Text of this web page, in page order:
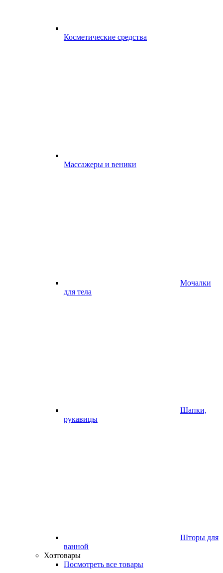
Косметические средства
Массажеры и веники
Мочалки
для тела
Шапки,
рукавицы
Шторы для
ванной
Хозтовары
Посмотреть все товары